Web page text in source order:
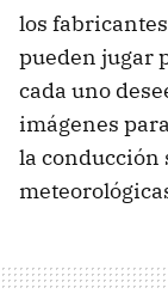
los
pueden jugar
cada uno
imágenes
la conducción